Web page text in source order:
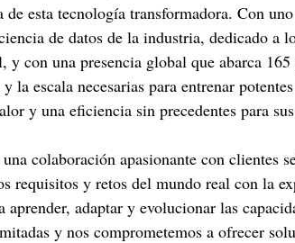
de esta tecnología transformadora. Con
de datos de la industria, dedicado a
con una presencia global que abarca 165
la escala necesarias para entrenar
y una eficiencia sin precedentes para
colaboración apasionante con clientes
requisitos y retos del mundo real con la
aprender, adaptar y evolucionar las
y nos comprometemos a ofrecer